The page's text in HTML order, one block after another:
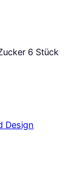
6 Stück
Design